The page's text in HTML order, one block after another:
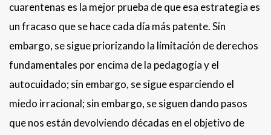
cuarentenas es la mejor prueba de que esa estrategia es
un fracaso que se hace cada día más patente. Sin
embargo, se sigue priorizando la limitación de derechos
fundamentales por encima de la pedagogía y el
autocuidado; sin embargo, se sigue esparciendo el
miedo irracional; sin embargo, se siguen dando pasos
que nos están devolviendo décadas en el objetivo de